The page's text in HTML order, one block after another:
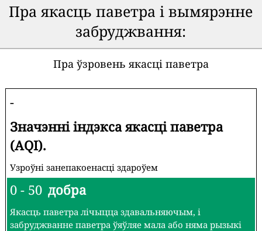
Пра якасць паветра і вымярэнне
забруджвання:
Пра ўзровень якасці паветра
-
Значэнні індэкса якасці паветра
(AQI).
Узроўні занепакоенасці здароўем
0 - 50 добра
Якасць паветра лічыцца здавальняючым, і
забруджванне паветра ўяўляе мала або няма рызыкі